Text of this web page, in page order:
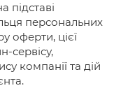
підставі
персональних
оферти, цієї
сервісу,
компанії та дій